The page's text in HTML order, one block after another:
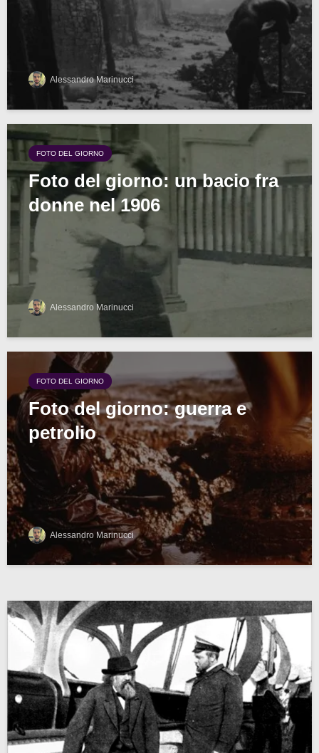
Alessandro Marinucci
FOTO DEL GIORNO
Foto del giorno: un bacio fra
donne nel 1906
Alessandro Marinucci
FOTO DEL GIORNO
Foto del giorno: guerra e
petrolio
Alessandro Marinucci